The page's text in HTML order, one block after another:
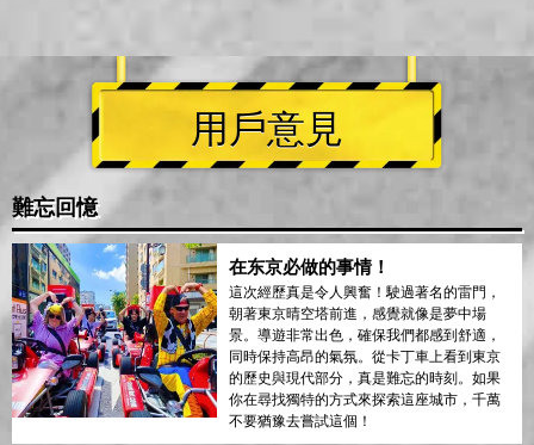
用戶意見
難忘回憶
在东京必做的事情！
這次經歷真是令人興奮！駛過著名的雷門，
朝著東京晴空塔前進，感覺就像是夢中場
景。導遊非常出色，確保我們都感到舒適，
同時保持高昂的氣氛。從卡丁車上看到東京
的歷史與現代部分，真是難忘的時刻。如果
你在尋找獨特的方式來探索這座城市，千萬
不要猶豫去嘗試這個！